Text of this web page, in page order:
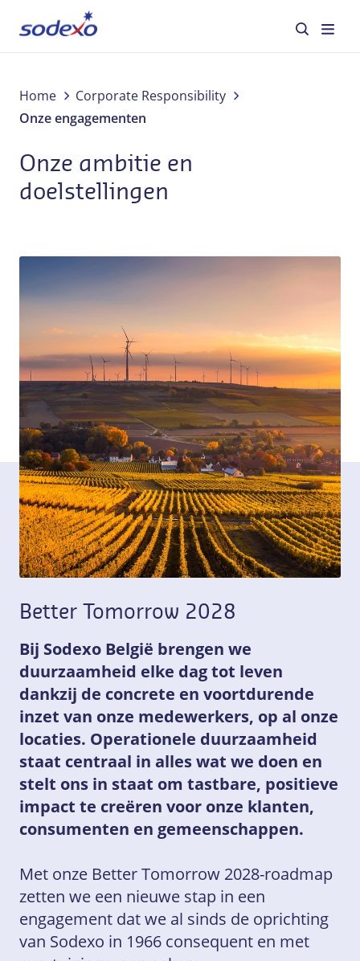
Diensten en merken
Over Sodexo
Jobs
Contact opnemen
Pers FR-BE / NL-BE
Home
Corporate Responsibility
Onze engagementen
Onze ambitie en
doelstellingen
Better Tomorrow 2028
Bij Sodexo België brengen we
duurzaamheid elke dag tot leven
dankzij de concrete en voortdurende
inzet van onze medewerkers, op al onze
locaties. Operationele duurzaamheid
staat centraal in alles wat we doen en
stelt ons in staat om tastbare, positieve
impact te creëren voor onze klanten,
consumenten en gemeenschappen.
Met onze Better Tomorrow 2028-roadmap
zetten we een nieuwe stap in een
engagement dat we al sinds de oprichting
van Sodexo in 1966 consequent en met